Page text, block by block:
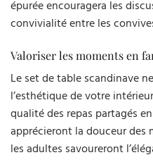
épurée encouragera les
convivialité entre les
Valoriser les moments en
Le set de table scandinave
l’esthétique de votre
qualité des repas partagés
apprécieront la douceur des
les adultes savoureront